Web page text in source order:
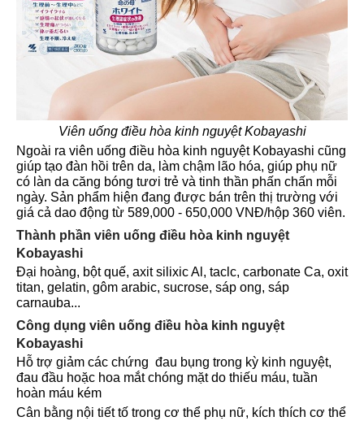
Viên uống điều hòa kinh nguyệt Kobayashi
Ngoài ra viên uống điều hòa kinh nguyệt Kobayashi cũng
giúp tạo đàn hồi trên da, làm chậm lão hóa, giúp phụ nữ
có làn da căng bóng tươi trẻ và tinh thần phấn chấn mỗi
ngày. Sản phẩm hiện đang được bán trên thị trường với
giá cả dao động từ 589,000 - 650,000 VNĐ/hộp 360 viên.
Thành phần viên uống điều hòa kinh nguyệt
Kobayashi
Đại hoàng, bột quế, axit silixic Al, taclc, carbonate Ca, oxit
titan, gelatin, gôm arabic, sucrose, sáp ong, sáp
carnauba...
Công dụng viên uống điều hòa kinh nguyệt
Kobayashi
Hỗ trợ giảm các chứng đau bụng trong kỳ kinh nguyệt,
đau đầu hoặc hoa mắt chóng mặt do thiếu máu, tuần
hoàn máu kém
Cân bằng nội tiết tố trong cơ thể phụ nữ, kích thích cơ thể